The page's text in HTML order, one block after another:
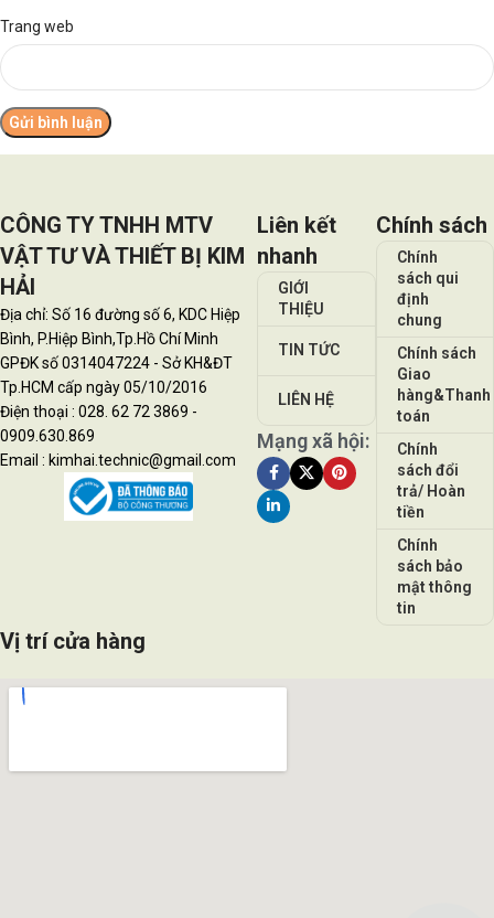
Trang web
CÔNG TY TNHH MTV
VẬT TƯ VÀ THIẾT BỊ KIM
HẢI
Địa chỉ: Số 16 đường số 6, KDC Hiệp
Bình, P.Hiệp Bình,Tp.Hồ Chí Minh
GPĐK số 0314047224 - Sở KH&ĐT
Tp.HCM cấp ngày 05/10/2016
Điện thoại : 028. 62 72 3869 -
0909.630.869
Email : kimhai.technic@gmail.com
Liên kết
nhanh
GIỚI
THIỆU
TIN TỨC
LIÊN HỆ
Mạng xã hội:
Chính sách
Chính
sách qui
định
chung
Chính sách
Giao
hàng&Thanh
toán
Chính
sách đổi
trả/ Hoàn
tiền
Chính
sách bảo
mật thông
tin
Vị trí cửa hàng